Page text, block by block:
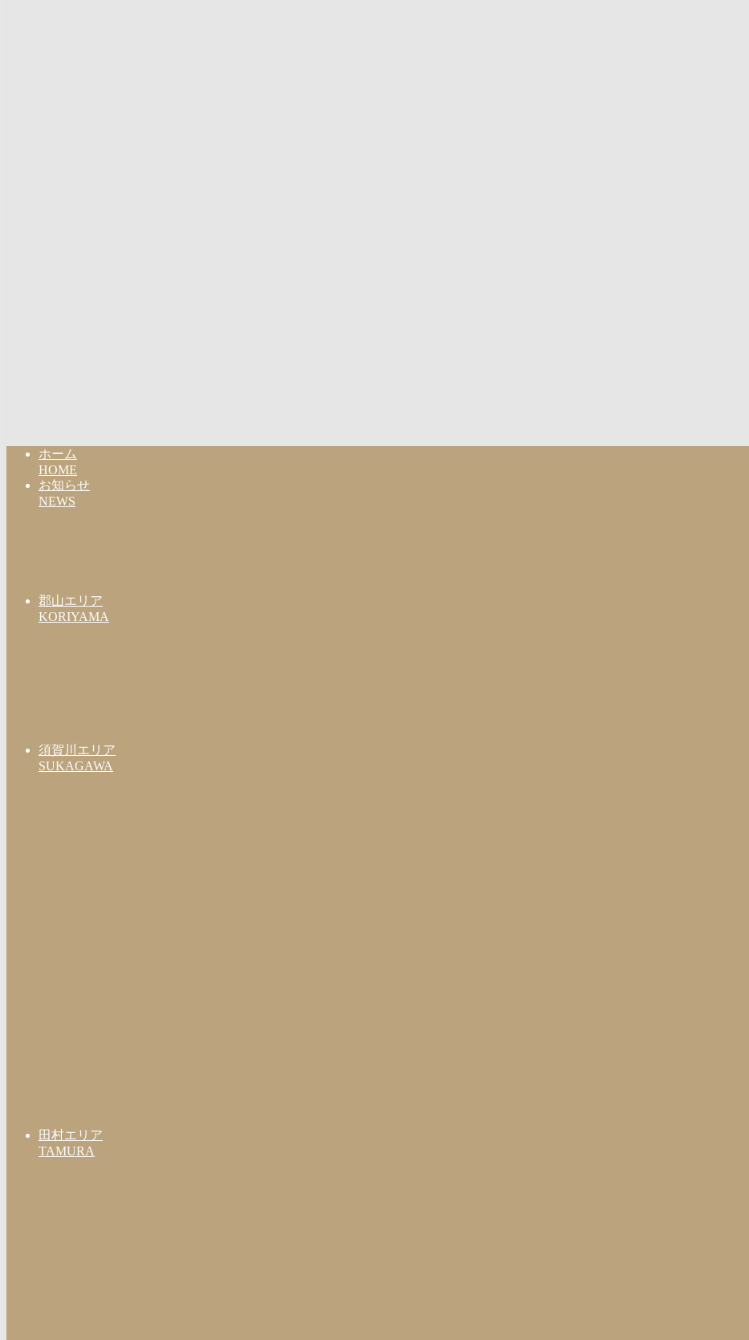
ホーム
HOME
お知らせ
NEWS
郡山エリア
KORIYAMA
須賀川エリア
SUKAGAWA
田村エリア
TAMURA